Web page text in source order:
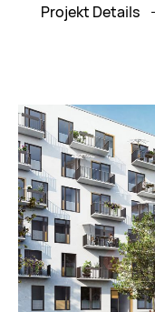
Projekt Details